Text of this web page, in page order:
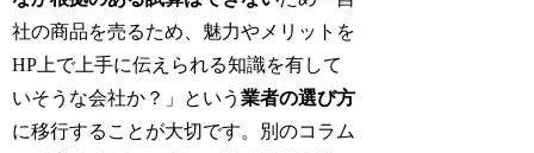
社の商品を売るため、魅力やメリットを
HP上で上手に伝えられる知識を有して
いそうな会社か？」という業者の選び方
に移行することが大切です。別のコラム